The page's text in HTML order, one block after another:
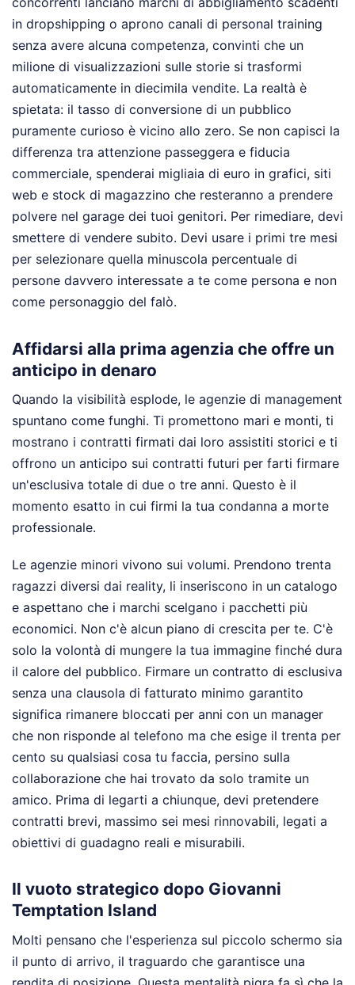
in dropshipping o aprono canali di personal training
senza avere alcuna competenza, convinti che un
milione di visualizzazioni sulle storie si trasformi
automaticamente in diecimila vendite. La realtà è
spietata: il tasso di conversione di un pubblico
puramente curioso è vicino allo zero. Se non capisci la
differenza tra attenzione passeggera e fiducia
commerciale, spenderai migliaia di euro in grafici, siti
web e stock di magazzino che resteranno a prendere
polvere nel garage dei tuoi genitori. Per rimediare, devi
smettere di vendere subito. Devi usare i primi tre mesi
per selezionare quella minuscola percentuale di
persone davvero interessate a te come persona e non
come personaggio del falò.
Affidarsi alla prima agenzia che offre un
anticipo in denaro
Quando la visibilità esplode, le agenzie di management
spuntano come funghi. Ti promettono mari e monti, ti
mostrano i contratti firmati dai loro assistiti storici e ti
offrono un anticipo sui contratti futuri per farti firmare
un'esclusiva totale di due o tre anni. Questo è il
momento esatto in cui firmi la tua condanna a morte
professionale.
Le agenzie minori vivono sui volumi. Prendono trenta
ragazzi diversi dai reality, li inseriscono in un catalogo
e aspettano che i marchi scelgano i pacchetti più
economici. Non c'è alcun piano di crescita per te. C'è
solo la volontà di mungere la tua immagine finché dura
il calore del pubblico. Firmare un contratto di esclusiva
senza una clausola di fatturato minimo garantito
significa rimanere bloccati per anni con un manager
che non risponde al telefono ma che esige il trenta per
cento su qualsiasi cosa tu faccia, persino sulla
collaborazione che hai trovato da solo tramite un
amico. Prima di legarti a chiunque, devi pretendere
contratti brevi, massimo sei mesi rinnovabili, legati a
obiettivi di guadagno reali e misurabili.
Il vuoto strategico dopo Giovanni
Temptation Island
Molti pensano che l'esperienza sul piccolo schermo sia
il punto di arrivo, il traguardo che garantisce una